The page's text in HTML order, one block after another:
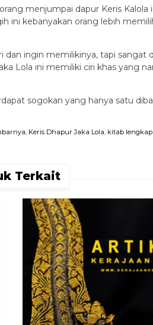
menjumpai dapur Keris
ini kebanyakan orang lebih
ingin memilikinya, tapi sangat
Lola ini memiliki ciri khas yang
sogokan yang hanya satu
, Keris Dhapur Jaka Lola, kitab
Terkait